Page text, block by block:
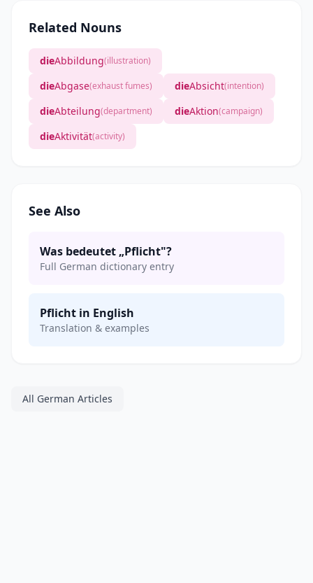
Related Nouns
dieAbbildung(illustration)
dieAbgase(exhaust fumes) dieAbsicht(intention)
dieAbteilung(department) dieAktion(campaign)
dieAktivität(activity)
See Also
Was bedeutet „Pflicht"?
Full German dictionary entry
Pflicht in English
Translation & examples
All German Articles